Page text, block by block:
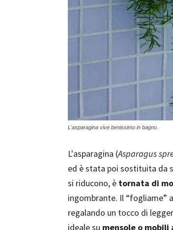
L'asparagina vive benissimo in bagno.
L'asparagina (Asparagus
ed è stata poi sostituita da
si riducono, è tornata di
ingombrante. Il “fogliame”
regalando un tocco di
ideale su mensole o mobili